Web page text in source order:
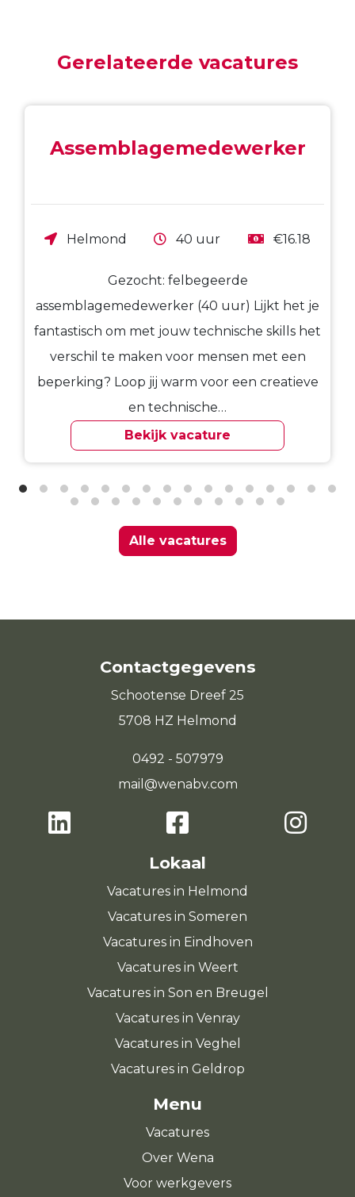
Gerelateerde vacatures
Assemblagemedewerker
Helmond 40 uur €16.18
Gezocht: felbegeerde
assemblagemedewerker (40 uur) Lijkt het je
fantastisch om met jouw technische skills het
verschil te maken voor mensen met een
beperking? Loop jij warm voor een creatieve
en technische…
Bekijk vacature
Alle vacatures
Contactgegevens
Schootense Dreef 25
5708 HZ Helmond
0492 - 507979
mail@wenabv.com
Lokaal
Vacatures in Helmond
Vacatures in Someren
Vacatures in Eindhoven
Vacatures in Weert
Vacatures in Son en Breugel
Vacatures in Venray
Vacatures in Veghel
Vacatures in Geldrop
Menu
Vacatures
Over Wena
Voor werkgevers